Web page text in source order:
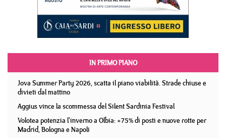
IN PRIMO PIANO
Jova Summer Party 2026, scatta il piano viabilità. Strade chiuse e
divieti dal mattino
Aggius vince la scommessa del Silent Sardinia Festival
Volotea potenzia l'inverno a Olbia: +75% di posti e nuove rotte per
Madrid, Bologna e Napoli